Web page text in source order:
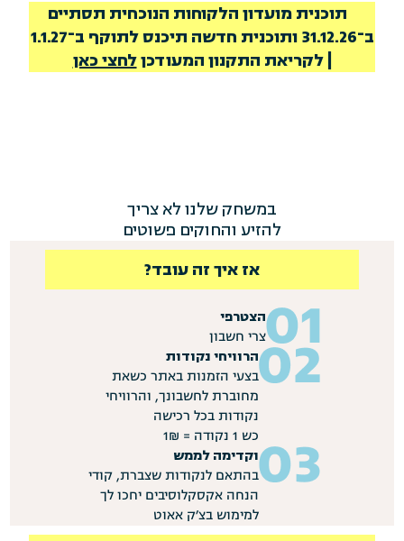
תוכנית מועדון הלקוחות הנוכחית תסתיים
ב־31.12.26 ותוכנית חדשה תיכנס לתוקף ב־1.1.27
| לקריאת התקנון המעודכןלחצי כאן
במשחק שלנו לא צריך
להזיע והחוקים פשוטים
אז איך זה עובד?
הצטרפי
צרי חשבון
הרוויחי נקודות
כש 1 נקודה = 1₪
וקדימה לממש
למימוש בצ׳ק אאוט